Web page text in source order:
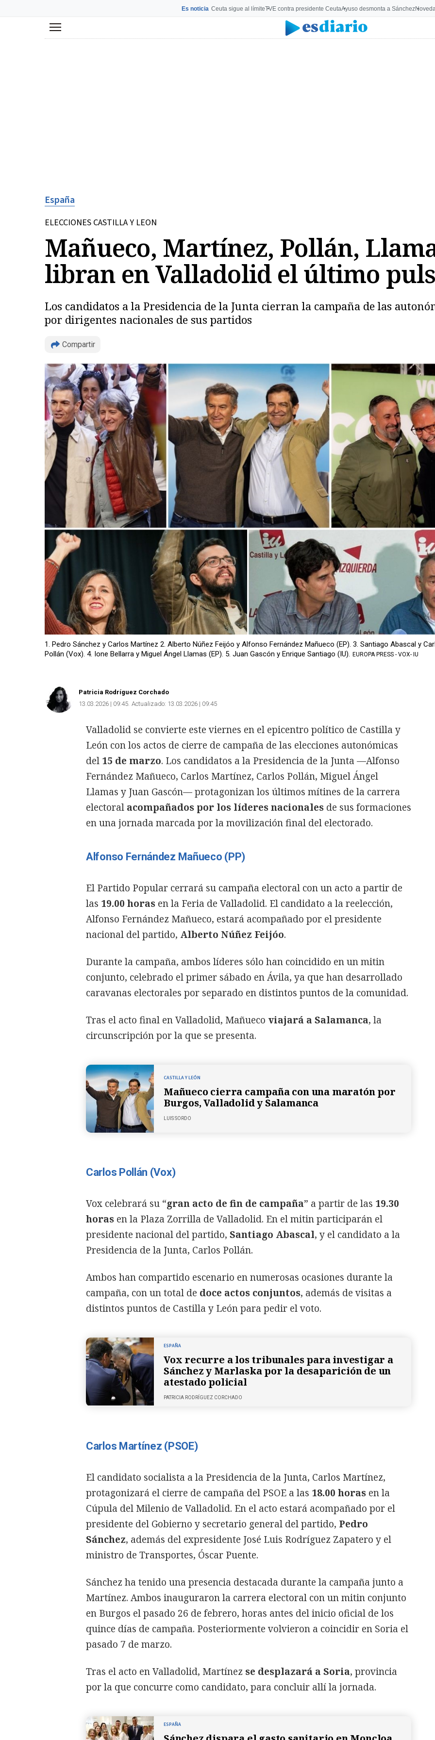
Es noticia Ceuta sigue al límiteTVE contra presidente CeutaAyuso desmonta a Sánchez
Menú
España
ELECCIONES CASTILLA Y LEON
Mañueco, Martínez, Pollán,
libran en Valladolid el último
Los candidatos a la Presidencia de la Junta cierran la campaña de las
por dirigentes nacionales de sus partidos
Compartir
1. Pedro Sánchez y Carlos Martínez 2. Alberto Núñez Feijóo y Alfonso Fernández Mañueco (EP). 3. Santiago Abascal y
Pollán (Vox). 4. Ione Bellarra y Miguel Ángel Llamas (EP). 5. Juan Gascón y Enrique Santiago (IU). EUROPA PRESS - VOX- IU
Patricia Rodríguez Corchado
13.03.2026 | 09:45 Actualizado: 13.03.2026 | 09:45
Valladolid se convierte este viernes en el epicentro político de Castilla y
León con los actos de cierre de campaña de las elecciones autonómicas
del 15 de marzo. Los candidatos a la Presidencia de la Junta —Alfonso
Fernández Mañueco, Carlos Martínez, Carlos Pollán, Miguel Ángel
Llamas y Juan Gascón— protagonizan los últimos mítines de la carrera
electoral acompañados por los líderes nacionales de sus formaciones
en una jornada marcada por la movilización final del electorado.
Alfonso Fernández Mañueco (PP)
El Partido Popular cerrará su campaña electoral con un acto a partir de
las 19.00 horas en la Feria de Valladolid. El candidato a la reelección,
Alfonso Fernández Mañueco, estará acompañado por el presidente
nacional del partido, Alberto Núñez Feijóo.
Durante la campaña, ambos líderes sólo han coincidido en un mitin
conjunto, celebrado el primer sábado en Ávila, ya que han desarrollado
caravanas electorales por separado en distintos puntos de la comunidad.
Tras el acto final en Valladolid, Mañueco viajará a Salamanca, la
circunscripción por la que se presenta.
CASTILLA Y LEÓN
Mañueco cierra campaña con una maratón por
Burgos, Valladolid y Salamanca
LUIS SORDO
Carlos Pollán (Vox)
Vox celebrará su “gran acto de fin de campaña” a partir de las 19.30
horas en la Plaza Zorrilla de Valladolid. En el mitin participarán el
presidente nacional del partido, Santiago Abascal, y el candidato a la
Presidencia de la Junta, Carlos Pollán.
Ambos han compartido escenario en numerosas ocasiones durante la
campaña, con un total de doce actos conjuntos, además de visitas a
distintos puntos de Castilla y León para pedir el voto.
ESPAÑA
Vox recurre a los tribunales para investigar a
Sánchez y Marlaska por la desaparición de un
atestado policial
PATRICIA RODRÍGUEZ CORCHADO
Carlos Martínez (PSOE)
El candidato socialista a la Presidencia de la Junta, Carlos Martínez,
protagonizará el cierre de campaña del PSOE a las 18.00 horas en la
Cúpula del Milenio de Valladolid. En el acto estará acompañado por el
presidente del Gobierno y secretario general del partido, Pedro
Sánchez, además del expresidente José Luis Rodríguez Zapatero y el
ministro de Transportes, Óscar Puente.
Sánchez ha tenido una presencia destacada durante la campaña junto a
Martínez. Ambos inauguraron la carrera electoral con un mitin conjunto
en Burgos el pasado 26 de febrero, horas antes del inicio oficial de los
quince días de campaña. Posteriormente volvieron a coincidir en Soria el
pasado 7 de marzo.
Tras el acto en Valladolid, Martínez se desplazará a Soria, provincia
por la que concurre como candidato, para concluir allí la jornada.
ESPAÑA